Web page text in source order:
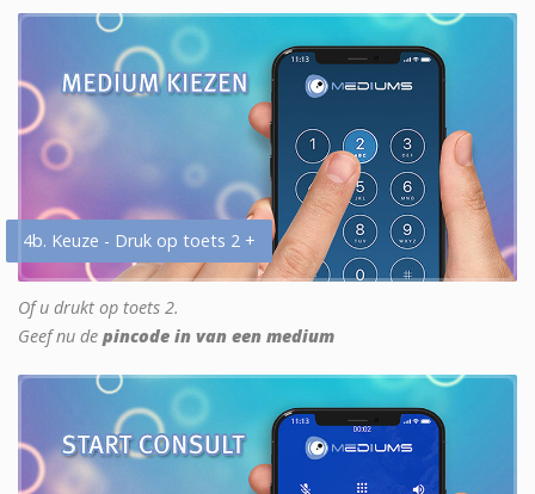
4b. Keuze - Druk op toets 2 +
Of u drukt op toets 2.
Geef nu de pincode in van een medium